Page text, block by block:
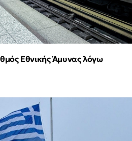
Εθνικής Άμυνας λόγω